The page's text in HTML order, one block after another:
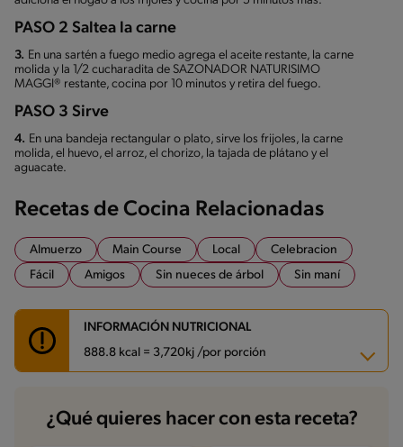
PASO 2 Saltea la carne
3. En una sartén a fuego medio agrega el aceite restante, la carne
molida y la 1/2 cucharadita de SAZONADOR NATURISIMO
MAGGI® restante, cocina por 10 minutos y retira del fuego.
PASO 3 Sirve
4. En una bandeja rectangular o plato, sirve los frijoles, la carne
molida, el huevo, el arroz, el chorizo, la tajada de plátano y el
aguacate.
Recetas de Cocina Relacionadas
Almuerzo Main Course Local
Celebracion
Fácil
Amigos Sin nueces de árbol Sin maní
INFORMACIÓN NUTRICIONAL
888.8 kcal = 3,720kj /por porción
Carbohidratos 84.9 g
Energía 888.8 kcal
¿Qué quieres hacer con esta receta?